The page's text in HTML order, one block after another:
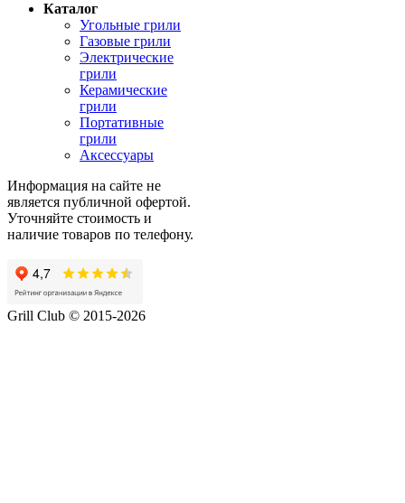
Каталог
Угольные грили
Газовые грили
Электрические
грили
Керамические
грили
Портативные
грили
Аксессуары
Информация на сайте не
является публичной офертой.
Уточняйте стоимость и
наличие товаров по телефону.
Grill Club © 2015-2026